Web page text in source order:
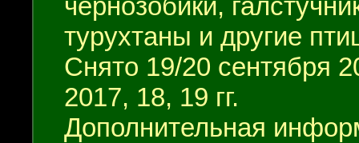
чернозобики,
турухтаны и другие
Снято 19/20 сентября
2017, 18, 19 гг.
Дополнительная